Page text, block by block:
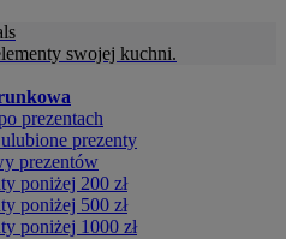
swojej kuchni.
prezentach
prezenty
prezentów
poniżej 200 zł
poniżej 500 zł
poniżej 1000 zł